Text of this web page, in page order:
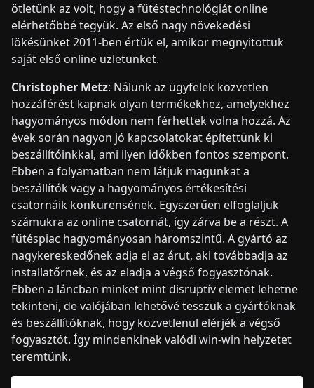
ötletünk az volt, hogy a fűtéstechnológiát online
elérhetőbbé tegyük. Az első nagy növekedési
lökésünket 2011-ben értük el, amikor megnyitottuk
saját első online üzletünket.
Christopher Metz: Nálunk az ügyfelek közvetlen
hozzáférést kapnak olyan termékekhez, amelyekhez
hagyományos módon nem férhettek volna hozzá. Az
évek során nagyon jó kapcsolatokat építettünk ki
beszállítóinkkal, ami ilyen időkben fontos szempont.
Ebben a folyamatban nem látjuk magunkat a
beszállítók vagy a hagyományos értékesítési
csatornáik konkurensének. Egyszerűen elfoglaljuk
számukra az online csatornát, így zárva be a részt. A
fűtéspiac hagyományosan háromszintű. A gyártó az
nagykereskedőnek adja el az árut, aki továbbadja az
installatőrnek, és az eladja a végső fogyasztónak.
Ebben a láncban minket mint disruptív elemet lehetne
tekinteni, de valójában lehetővé tesszük a gyártóknak
és beszállítóknak, hogy közvetlenül elérjék a végső
fogyasztót. Így mindenkinek valódi win-win helyzetet
teremtünk.